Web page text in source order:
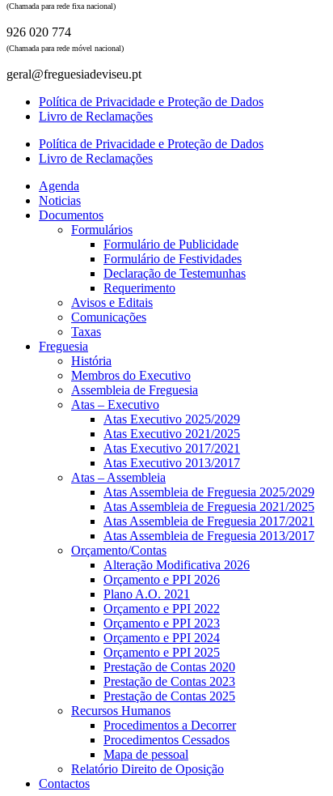
(Chamada para rede fixa nacional)
926 020 774
(Chamada para rede móvel nacional)
geral@freguesiadeviseu.pt
Política de Privacidade e Proteção de Dados
Livro de Reclamações
Política de Privacidade e Proteção de Dados
Livro de Reclamações
Agenda
Noticias
Documentos
Formulários
Formulário de Publicidade
Formulário de Festividades
Declaração de Testemunhas
Requerimento
Avisos e Editais
Comunicações
Taxas
Freguesia
História
Membros do Executivo
Assembleia de Freguesia
Atas – Executivo
Atas Executivo 2025/2029
Atas Executivo 2021/2025
Atas Executivo 2017/2021
Atas Executivo 2013/2017
Atas – Assembleia
Atas Assembleia de Freguesia 2025/2029
Atas Assembleia de Freguesia 2021/2025
Atas Assembleia de Freguesia 2017/2021
Atas Assembleia de Freguesia 2013/2017
Orçamento/Contas
Alteração Modificativa 2026
Orçamento e PPI 2026
Plano A.O. 2021
Orçamento e PPI 2022
Orçamento e PPI 2023
Orçamento e PPI 2024
Orçamento e PPI 2025
Prestação de Contas 2020
Prestação de Contas 2023
Prestação de Contas 2025
Recursos Humanos
Procedimentos a Decorrer
Procedimentos Cessados
Mapa de pessoal
Relatório Direito de Oposição
Contactos